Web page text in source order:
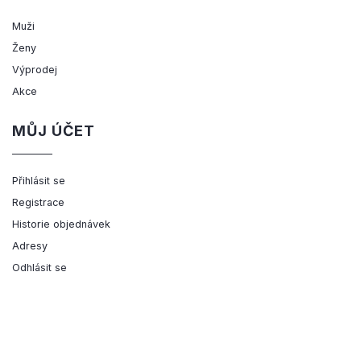
Muži
Ženy
Výprodej
Akce
MŮJ ÚČET
Přihlásit se
Registrace
Historie objednávek
Adresy
Odhlásit se